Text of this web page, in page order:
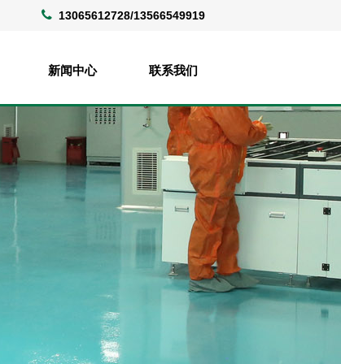
13065612728/13566549919
新闻中心 联系我们